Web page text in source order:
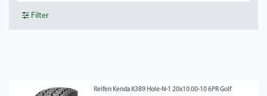
Filter
Reifen Kenda K389 Hole-N-1 20x10.00-10 6PR Golf